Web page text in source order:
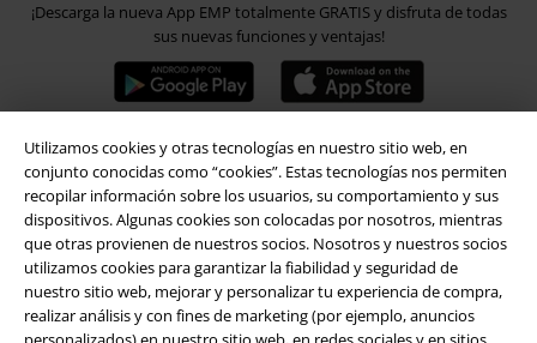
Utilizamos cookies y otras tecnologías en nuestro sitio web, en
conjunto conocidas como “cookies”. Estas tecnologías nos permiten
recopilar información sobre los usuarios, su comportamiento y sus
dispositivos. Algunas cookies son colocadas por nosotros, mientras
que otras provienen de nuestros socios. Nosotros y nuestros socios
utilizamos cookies para garantizar la fiabilidad y seguridad de
nuestro sitio web, mejorar y personalizar tu experiencia de compra,
realizar análisis y con fines de marketing (por ejemplo, anuncios
¡Descarga la nueva App EMP totalmente GRATIS y disfruta de todas
sus nuevas funciones y ventajas!
A Warner Music Group Company